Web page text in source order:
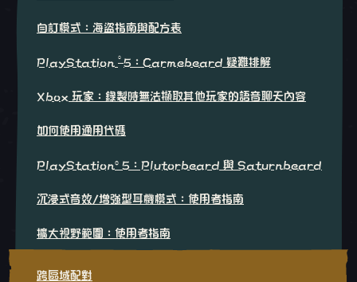
自訂模式：海盜指南與配方表
PlayStation ® 5：Carmebeard 疑難排解
Xbox 玩家：錄製時無法擷取其他玩家的語音聊天內容
如何使用通用代碼
PlayStation®5：Plutorbeard 與 Saturnbeard
沉浸式音效/增強型耳機模式：使用者指南
擴大視野範圍：使用者指南
跨區域配對